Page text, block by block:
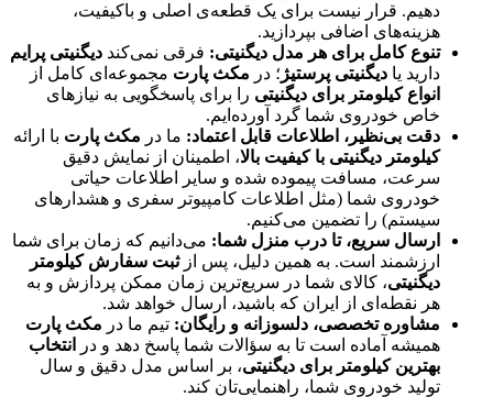
دهیم. قرار نیست برای یک قطعه‌ی اصلی و باکیفیت،
هزینه‌های اضافی بپردازید.
تنوع کامل برای هر مدل دیگنیتی: فرقی نمی‌کند دیگنیتی پرایم
دارید یا دیگنیتی پرستیژ ؛ در مکث پارت مجموعه‌ای کامل از
انواع کیلومتر برای دیگنیتی را برای پاسخگویی به نیازهای
خاص خودروی شما گرد آورده‌ایم.
دقت بی‌نظیر، اطلاعات قابل اعتماد: ما در مکث پارت با ارائه
کیلومتر دیگنیتی با کیفیت بالا، اطمینان از نمایش دقیق
سرعت، مسافت پیموده شده و سایر اطلاعات حیاتی
خودروی شما (مثل اطلاعات کامپیوتر سفری و هشدارهای
سیستم) را تضمین می‌کنیم.
ارسال سریع، تا درب منزل شما: می‌دانیم که زمان برای شما
ارزشمند است. به همین دلیل، پس ازثبت سفارش کیلومتر
دیگنیتی، کالای شما در سریع‌ترین زمان ممکن پردازش و به
هر نقطه‌ای از ایران که باشید، ارسال خواهد شد.
مشاوره تخصصی، دلسوزانه و رایگان: تیم ما در مکث پارت
همیشه آماده است تا به سؤالات شما پاسخ دهد و در
انتخاب
بهترین کیلومتر برای دیگنیتی، بر اساس مدل دقیق و سال
تولید خودروی شما، راهنمایی‌تان کند.